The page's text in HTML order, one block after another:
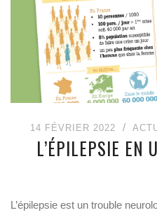
14 FÉVRIER 2022
L’ÉPILEPSIE EN
L’épilepsie est un trouble